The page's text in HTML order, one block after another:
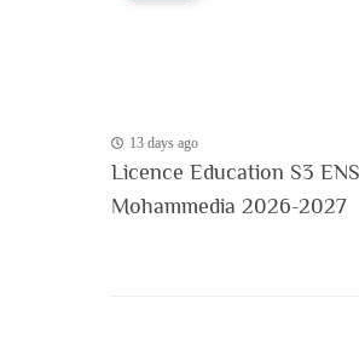
13 days ago
Licence Education S3
Mohammedia 2026-2027